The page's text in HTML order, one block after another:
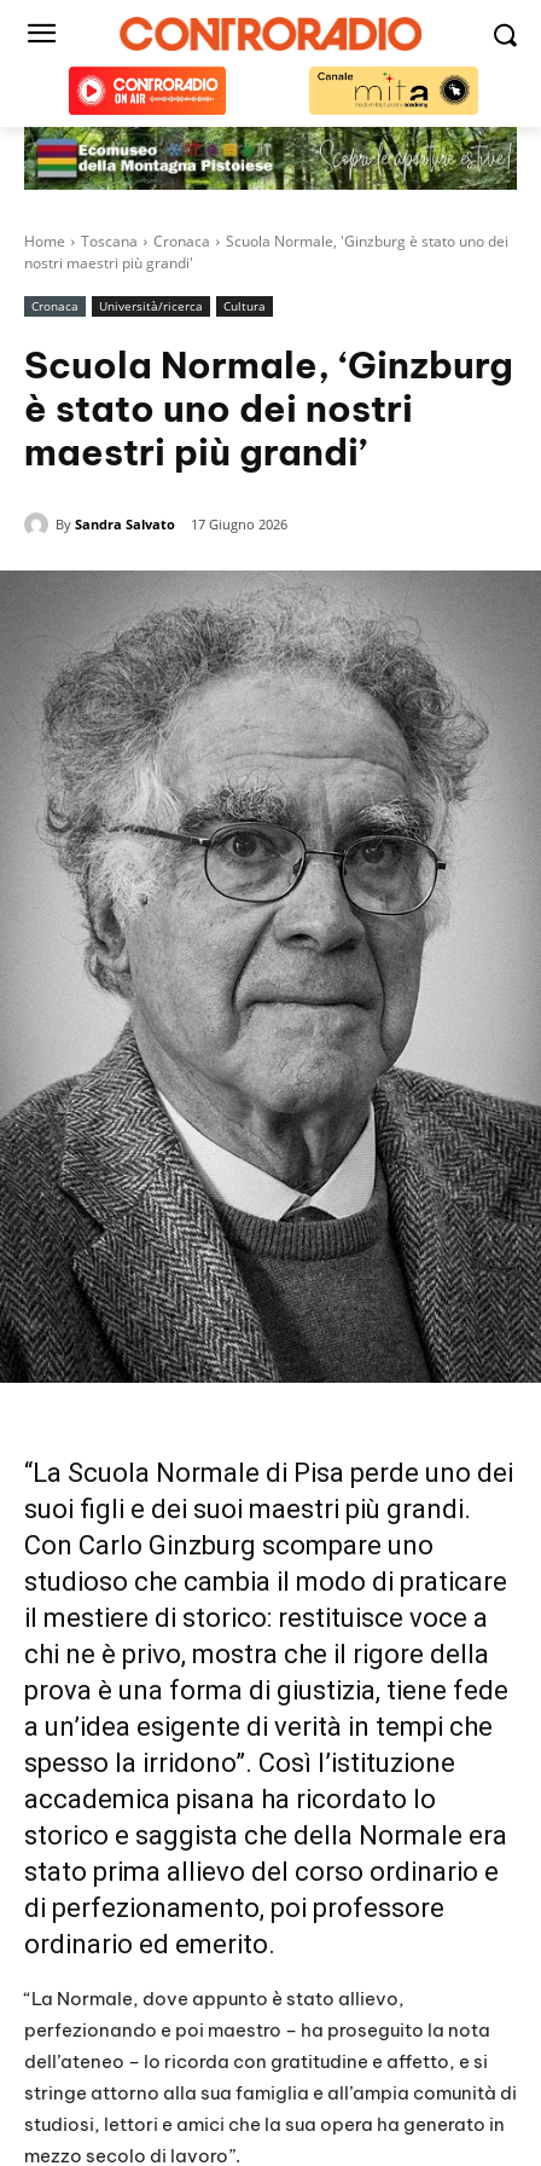
Home Toscana Cronaca
Scuola Normale, 'Ginzburg è stato uno dei
nostri maestri più grandi'
Cronaca Università/ricerca Cultura
Scuola Normale, ‘Ginzburg
è stato uno dei nostri
maestri più grandi’
By Sandra Salvato 17 Giugno 2026
“La Scuola Normale di Pisa perde uno dei
suoi figli e dei suoi maestri più grandi.
Con Carlo Ginzburg scompare uno
studioso che cambia il modo di praticare
il mestiere di storico: restituisce voce a
chi ne è privo, mostra che il rigore della
prova è una forma di giustizia, tiene fede
a un’idea esigente di verità in tempi che
spesso la irridono”. Così l’istituzione
accademica pisana ha ricordato lo
storico e saggista che della Normale era
stato prima allievo del corso ordinario e
di perfezionamento, poi professore
ordinario ed emerito.
“La Normale, dove appunto è stato allievo,
perfezionando e poi maestro – ha proseguito la nota
dell’ateneo – lo ricorda con gratitudine e affetto, e si
stringe attorno alla sua famiglia e all’ampia comunità di
studiosi, lettori e amici che la sua opera ha generato in
mezzo secolo di lavoro”.